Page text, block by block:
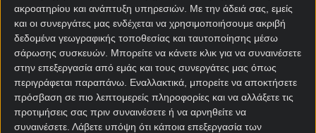
ακροατηρίου και ανάπτυξη υπηρεσιών. Με την άδειά σας, εμείς
και οι συνεργάτες μας ενδέχεται να χρησιμοποιήσουμε ακριβή
δεδομένα γεωγραφικής τοποθεσίας και ταυτοποίησης μέσω
σάρωσης συσκευών. Μπορείτε να κάνετε κλικ για να συναινέσετε
στην επεξεργασία από εμάς και τους συνεργάτες μας όπως
περιγράφεται παραπάνω. Εναλλακτικά, μπορείτε να αποκτήσετε
πρόσβαση σε πιο λεπτομερείς πληροφορίες και να αλλάξετε τις
προτιμήσεις σας πριν συναινέσετε ή να αρνηθείτε να
συναινέσετε. Λάβετε υπόψη ότι κάποια επεξεργασία των
Καταδικασμένη σε υποβιβασμό από πολλούς μέχρι
και πριν από λίγο καιρό, η προτελευταία Λεβάντε
κατάφερε με τρεις (εντός έδρας) νίκες στα τελευταία
πέντε παιχνίδια να μπει πολύ γερά στο «κόλπο» της
παραμονής και φιλοδοξεί να δώσει συνέχεια στη
δυναμική της και μακριά από το «Θιουδάδ ντε
Βαλένθια».